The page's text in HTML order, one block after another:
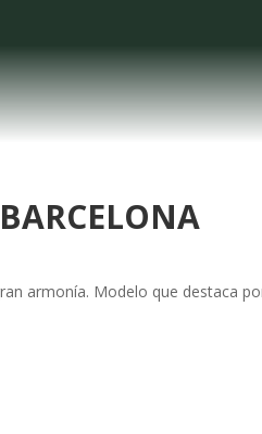
BARCELONA
armonía. Modelo que destaca